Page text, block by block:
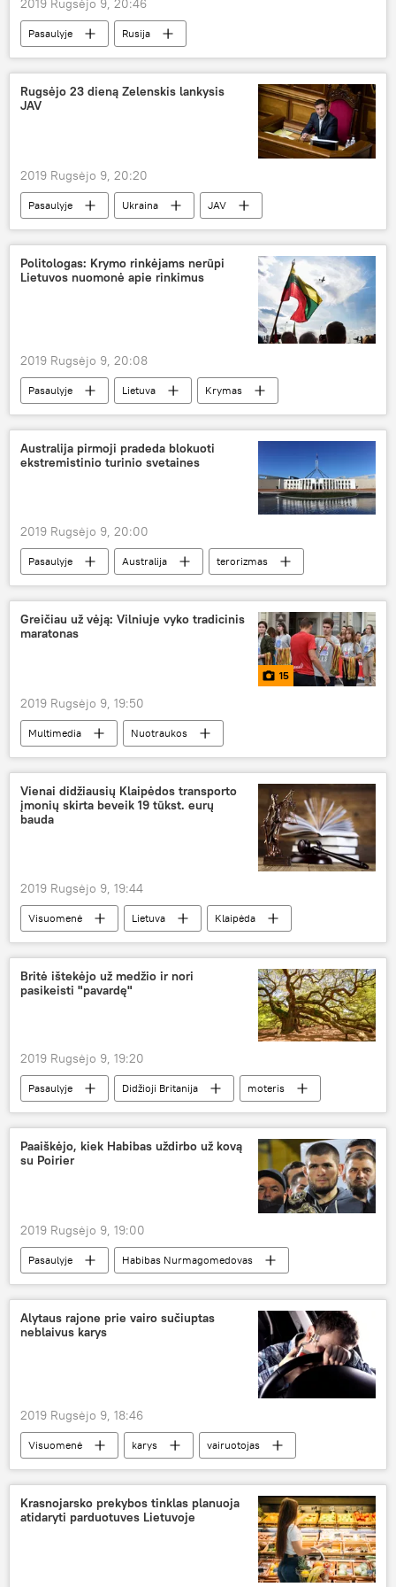
2019 Rugsėjo 9, 20:46
Pasaulyje Rusija
Rugsėjo 23 dieną Zelenskis lankysis
JAV
2019 Rugsėjo 9, 20:20
Pasaulyje Ukraina
JAV
Donaldas Trampas
Vladimiras Zelenskis
susitikimas
Politologas: Krymo rinkėjams nerūpi
Lietuvos nuomonė apie rinkimus
2019 Rugsėjo 9, 20:08
Pasaulyje Lietuva
Krymas
rinkimai
Australija pirmoji pradeda blokuoti
ekstremistinio turinio svetaines
2019 Rugsėjo 9, 20:00
Pasaulyje Australija
terorizmas
kova su terorizmu
internetas
Greičiau už vėją: Vilniuje vyko tradicinis
maratonas
15
2019 Rugsėjo 9, 19:50
Multimedia Nuotraukos
Vienai didžiausių Klaipėdos transporto
įmonių skirta beveik 19 tūkst. eurų
bauda
2019 Rugsėjo 9, 19:44
Visuomenė Lietuva
Klaipėda
bauda
Britė ištekėjo už medžio ir nori
pasikeisti "pavardę"
2019 Rugsėjo 9, 19:20
Pasaulyje Didžioji Britanija
moteris
santuoka
medis
Paaiškėjo, kiek Habibas uždirbo už kovą
su Poirier
2019 Rugsėjo 9, 19:00
Pasaulyje Habibas Nurmagomedovas
Alytaus rajone prie vairo sučiuptas
neblaivus karys
2019 Rugsėjo 9, 18:46
Visuomenė karys
vairuotojas
neblaivus vairavimas
Lietuva
Krasnojarsko prekybos tinklas planuoja
atidaryti parduotuves Lietuvoje